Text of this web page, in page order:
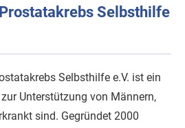
Selbsthilfe
Selbsthilfe e.V. ist ein
Unterstützung von Männern,
sind. Gegründet 2000